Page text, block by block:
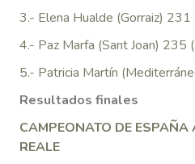
3.- Elena Hualde (Gorraiz)
4.- Paz Marfa (Sant Joan)
5.- Patricia Martín
Resultados finales
CAMPEONATO DE ESPAÑA
REALE